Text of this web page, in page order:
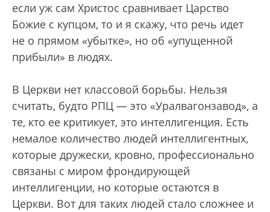
если уж сам Христос сравнивает Царство
Божие с купцом, то и я скажу, что речь идет
не о прямом «убытке», но об «упущенной
прибыли» в людях.
В Церкви нет классовой борьбы. Нельзя
считать, будто РПЦ — это «Уралвагонзавод», а
те, кто ее критикует, это интеллигенция. Есть
немалое количество людей интеллигентных,
которые дружески, кровно, профессионально
связаны с миром фрондирующей
интеллигенции, но которые остаются в
Церкви. Вот для таких людей стало сложнее и